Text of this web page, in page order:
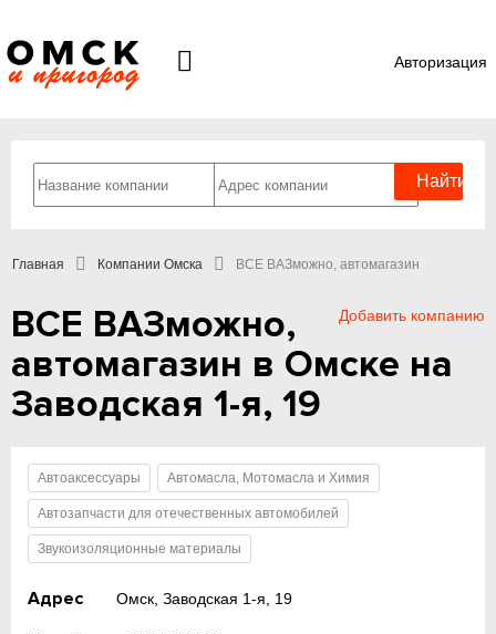
Авторизация
Главная Компании Омска ВСЕ ВАЗможно, автомагазин
Добавить компанию
ВСЕ ВАЗможно,
автомагазин в Омске на
Заводская 1-я, 19
Автоаксессуары Автомасла, Мотомасла и Химия
Автозапчасти для отечественных автомобилей
Звукоизоляционные материалы
Адрес Омск, Заводская 1-я, 19